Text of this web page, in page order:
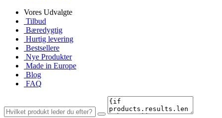
Vores Udvalgte
Tilbud
Bæredygtig
Hurtig levering
Bestsellere
Nye Produkter
Made in Europe
Blog
FAQ